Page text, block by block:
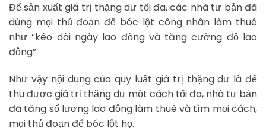
Để sản xuất giá trị thặng dư tối đa, các nhà tư bản đã
dùng mọi thủ đoạn để bóc lột công nhân làm thuê
như “kéo dài ngày lao động và tăng cường độ lao
động”.
Như vậy nội dung của quy luật giá trị thặng dư là để
thu được giá trị thặng dư một cách tối đa, nhà tư bản
đã tăng số lượng lao động làm thuê và tìm mọi cách,
mọi thủ đoạn để bóc lột họ.